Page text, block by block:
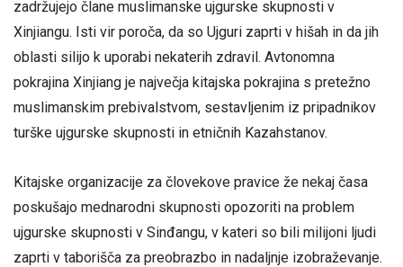
zadržujejo člane muslimanske ujgurske skupnosti v
Xinjiangu. Isti vir poroča, da so Ujguri zaprti v hišah in da jih
oblasti silijo k uporabi nekaterih zdravil. Avtonomna
pokrajina Xinjiang je največja kitajska pokrajina s pretežno
muslimanskim prebivalstvom, sestavljenim iz pripadnikov
turške ujgurske skupnosti in etničnih Kazahstanov.
Kitajske organizacije za človekove pravice že nekaj časa
poskušajo mednarodni skupnosti opozoriti na problem
ujgurske skupnosti v Sinđangu, v kateri so bili milijoni ljudi
zaprti v taborišča za preobrazbo in nadaljnje izobraževanje.